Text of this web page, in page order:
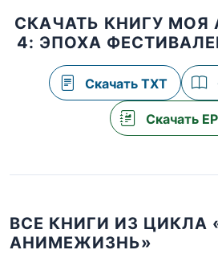
СКАЧАТЬ КНИГУ
4: ЭПОХА
Скачать TXT
Скачать
ВСЕ КНИГИ ИЗ ЦИКЛА
АНИМЕЖИЗНЬ»